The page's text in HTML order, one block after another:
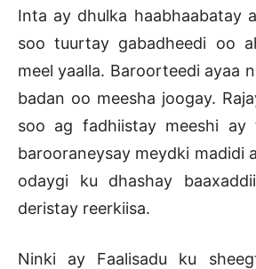
Inta ay dhulka haabhaabatay
soo tuurtay gabadheedi oo
meel yaalla. Baroorteedi ayaa
badan oo meesha joogay.
soo ag fadhiistay meeshi ay
barooraneysay meydki madidi
odaygi ku dhashay
deristay reerkiisa.
Ninki ay Faalisadu ku